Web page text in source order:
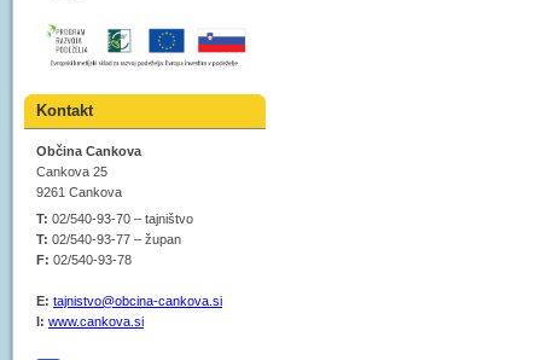
Kontakt
Občina Cankova
Cankova 25
9261 Cankova
T: 02/540-93-70 – tajništvo
T: 02/540-93-77 – župan
F: 02/540-93-78
E: tajnistvo@obcina-cankova.si
I: www.cankova.si